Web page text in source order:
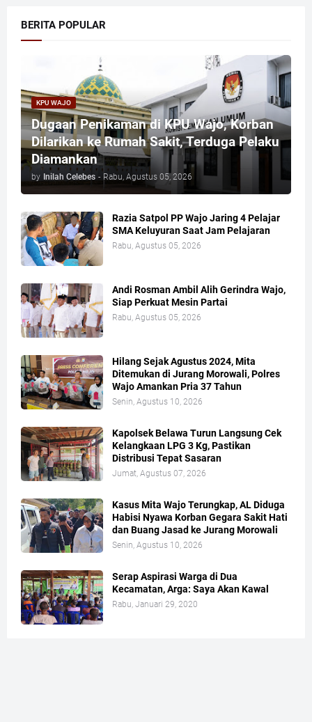
BERITA POPULAR
KPU WAJO
Dugaan Penikaman di KPU Wajo, Korban
Dilarikan ke Rumah Sakit, Terduga Pelaku
Diamankan
by Inilah Celebes - Rabu, Agustus 05, 2026
Razia Satpol PP Wajo Jaring 4 Pelajar
SMA Keluyuran Saat Jam Pelajaran
Rabu, Agustus 05, 2026
Andi Rosman Ambil Alih Gerindra Wajo,
Siap Perkuat Mesin Partai
Rabu, Agustus 05, 2026
Hilang Sejak Agustus 2024, Mita
Ditemukan di Jurang Morowali, Polres
Wajo Amankan Pria 37 Tahun
Senin, Agustus 10, 2026
Kapolsek Belawa Turun Langsung Cek
Kelangkaan LPG 3 Kg, Pastikan
Distribusi Tepat Sasaran
Jumat, Agustus 07, 2026
Kasus Mita Wajo Terungkap, AL Diduga
Habisi Nyawa Korban Gegara Sakit Hati
dan Buang Jasad ke Jurang Morowali
Senin, Agustus 10, 2026
Serap Aspirasi Warga di Dua
Kecamatan, Arga: Saya Akan Kawal
Rabu, Januari 29, 2020